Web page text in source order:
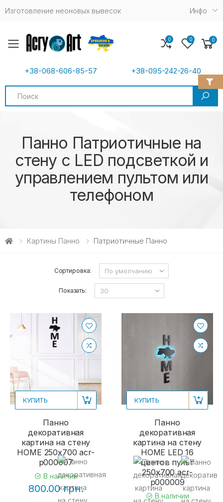
Изготовление неоновых вывесок Инфо
Toggle mobile menu
+38-068-606-85-57 +38-095-242-26-40
0 0 0
Панно Патриотичные на
стену с LED подсветкой и
управлением пультом или
телефоном
Картины Панно Патриотичные Панно
Сортировка:
Показать:
КУПИТЬ
Панно
декоративная
картина на стену
HOME 250х700 acr-
p000007
В наличии
800.00 грн.
КУПИТЬ
Панно
декоративная
картина на стену
HOME LED 16
цветов пульт
250x700 acr-
p000009
В наличии